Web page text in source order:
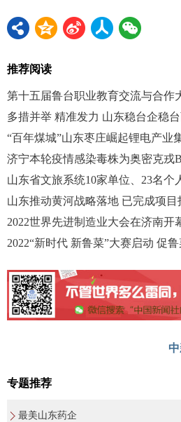
推荐阅读
第十五届鲁台职业教育交流与合作
多措并举 精准发力 山东稳台企稳
“百年煤城”山东枣庄崛起锂电产业
济宁本轮疫情感染毒株为奥密克戎
山东省文旅系统10家单位、23名个
山东推动黄河战略落地 已完成项目
2022世界先进制造业大会在济南开
2022“新时代 新鲁菜”大赛启动 促
专题推荐
最美山东药企